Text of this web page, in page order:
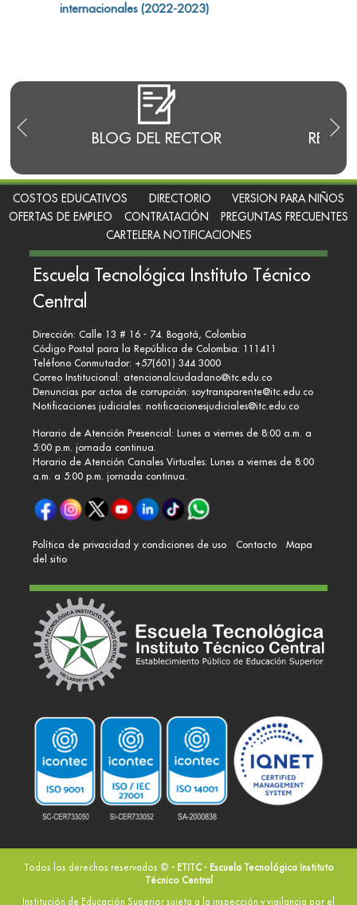
BLOG DEL RECTOR
internacionales (2022-2023)
COSTOS EDUCATIVOS DIRECTORIO
VERSION PARA NIÑOS
OFERTAS DE EMPLEO
CONTRATACIÓN
PREGUNTAS FRECUENTES
CARTELERA NOTIFICACIONES
Escuela Tecnológica Instituto Técnico
Central
Dirección: Calle 13 # 16 - 74. Bogotá, Colombia
Código Postal para la República de Colombia: 111411
Teléfono Conmutador: +57(601) 344 3000
Correo Institucional: atencionalciudadano@itc.edu.co
Denuncias por actos de corrupción: soytransparente@itc.edu.co
Notificaciones judiciales: notificacionesjudiciales@itc.edu.co
Horario de Atención Presencial: Lunes a viernes de 8:00 a.m. a
5:00 p.m. jornada continua.
Horario de Atención Canales Virtuales: Lunes a viernes de 8:00
a.m. a 5:00 p.m. jornada continua.
Política de privacidad y condiciones de uso Contacto
Mapa
del sitio
Todos los derechos reservados © - ETITC - Escuela Tecnológica Instituto
Técnico Central
Institución de Educación Superior sujeta a la inspección y vigilancia por el